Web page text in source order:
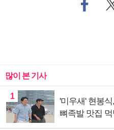
많이 본 기사
1
'미우새' 현봉
뼈족발 맛집